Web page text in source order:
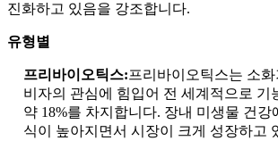
진화하고 있음을 강조합니다.
유형별
프리바이오틱스:프리바이오틱스는 소
비자의 관심에 힘입어 전 세계적으로 기
약 18%를 차지합니다. 장내 미생물 건강
식이 높아지면서 시장이 크게 성장하고